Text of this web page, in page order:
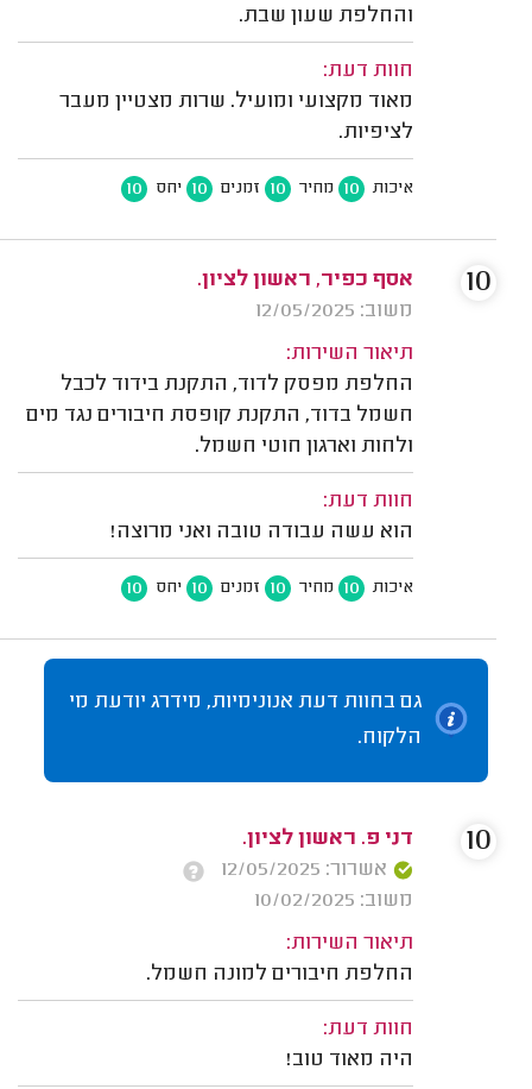
והחלפת שעון שבת.
חוות דעת:
מאוד מקצועי ומועיל. שרות מצטיין מעבר
לציפיות.
איכות 10 מחיר 10 זמנים 10 יחס 10
אסף כפיר, ראשון לציון.
משוב: 12/05/2025
תיאור השירות:
החלפת מפסק לדוד, התקנת בידוד לכבל
חשמל בדוד, התקנת קופסת חיבורים נגד מים
ולחות וארגון חוטי חשמל.
חוות דעת:
הוא עשה עבודה טובה ואני מרוצה!
איכות 10 מחיר 10 זמנים 10 יחס 10
10
גם בחוות דעת אנונימיות, מידרג יודעת מי
הלקוח.
דני פ. ראשון לציון.
אשרור: 12/05/2025
משוב: 10/02/2025
תיאור השירות:
החלפת חיבורים למונה חשמל.
חוות דעת:
היה מאוד טוב!
10